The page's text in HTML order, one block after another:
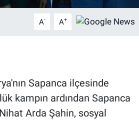
A- A+
Sapanca ilçesinde
kampın ardından Sapanca
Arda Şahin, sosyal